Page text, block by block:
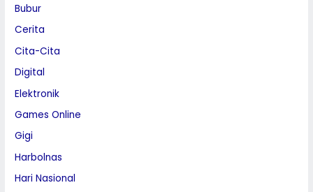
Bubur
Cerita
Cita-Cita
Digital
Elektronik
Games Online
Gigi
Harbolnas
Hari Nasional